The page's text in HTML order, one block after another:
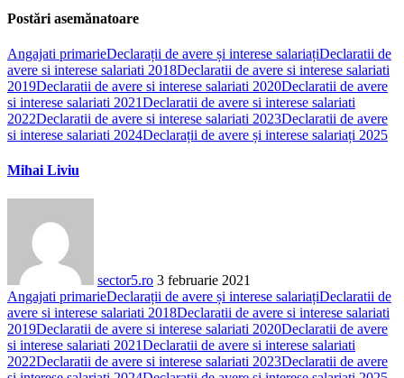
Postări asemănatoare
Angajati primarieDeclarații de avere și interese salariațiDeclaratii de
avere si interese salariati 2018Declaratii de avere si interese salariati
2019Declaratii de avere si interese salariati 2020Declaratii de avere
si interese salariati 2021Declaratii de avere si interese salariati
2022Declaratii de avere si interese salariati 2023Declaratii de avere
si interese salariati 2024Declarații de avere și interese salariați 2025
Mihai Liviu
sector5.ro 3 februarie 2021
Angajati primarieDeclarații de avere și interese salariațiDeclaratii de
avere si interese salariati 2018Declaratii de avere si interese salariati
2019Declaratii de avere si interese salariati 2020Declaratii de avere
si interese salariati 2021Declaratii de avere si interese salariati
2022Declaratii de avere si interese salariati 2023Declaratii de avere